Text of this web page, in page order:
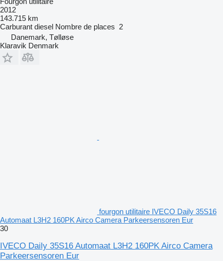
2012
143.715 km
Carburant diesel Nombre de places 2
Danemark, Tølløse
Klaravik Denmark
fourgon utilitaire IVECO Daily 35S16
Automaat L3H2 160PK Airco Camera Parkeersensoren Eur
30
IVECO Daily 35S16 Automaat L3H2 160PK Airco Camera
Parkeersensoren Eur